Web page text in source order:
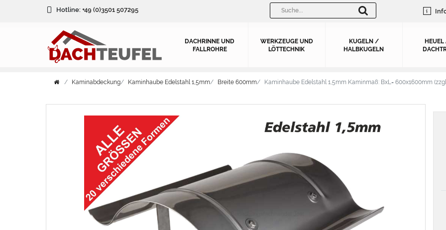
Hotline: +49 (0)3501 507295
DACHRINNE UND
FALLROHRE
WERKZEUGE UND
LÖTTECHNIK
KUGELN /
HALBKUGELN
HEUEL
Kaminabdeckung Kaminhaube Edelstahl 1,5mm Breite 600mm Kaminhaube Edelstahl 1,5mm Kaminmaß: BxL= 600x1600mm